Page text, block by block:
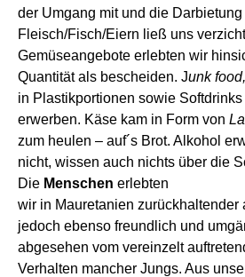
der Umgang mit und die Darbietung
Fleisch/Fisch/Eiern ließ uns
Gemüseangebote erlebten wir
Quantitätals bescheiden. Junk food,
in Plastikportionen sowie Softdrinks
erwerben. Käse kam in Form von
zum heulen – auf´s Brot. Alkohol
nicht, wissen auch nichts über die
Die Menschen erlebten
wir in Mauretanien zurückhaltender
jedoch ebenso freundlich und
abgesehen vom vereinzelt
Verhalten mancher Jungs. Aus